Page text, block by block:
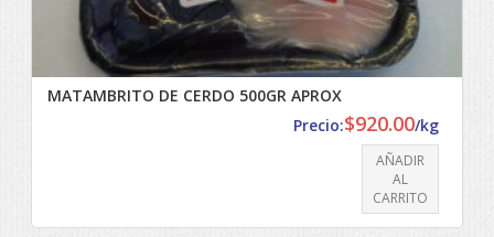
MATAMBRITO DE CERDO 500GR APROX
Precio:$920.00/kg
AÑADIR
AL
CARRITO